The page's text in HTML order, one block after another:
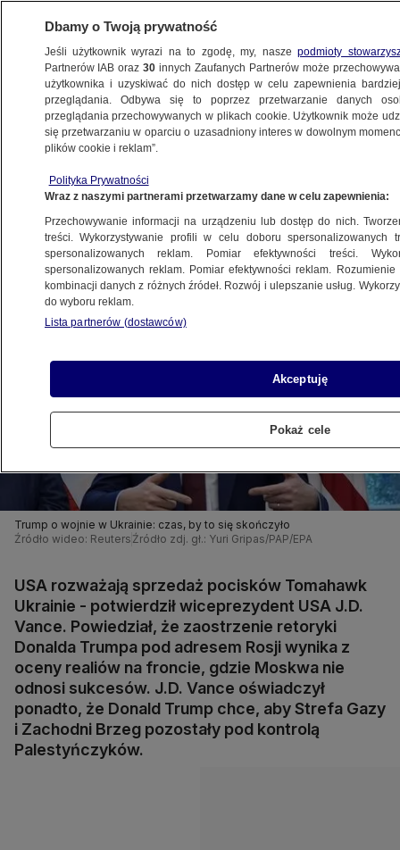
ŚWIAT
28.09.2025, 18:19
Posłuchaj artykułu
Czyta lektor AI
Trump o wojnie w Ukrainie: czas, by to się skończyło
Źródło wideo: Reuters Źródło zdj. gł.: Yuri Gripas/PAP/EPA
USA rozważają sprzedaż pocisków Tomahawk
Ukrainie - potwierdził wiceprezydent USA J.D.
Vance. Powiedział, że zaostrzenie retoryki
Donalda Trumpa pod adresem Rosji wynika z
oceny realiów na froncie, gdzie Moskwa nie
odnosi sukcesów. J.D. Vance oświadczył
ponadto, że Donald Trump chce, aby Strefa Gazy
i Zachodni Brzeg pozostały pod kontrolą
Palestyńczyków.
Dbamy o Twoją prywatność
Jeśli użytkownik wyrazi na to zgodę, my, naszepodmioty
Partnerów IAB oraz30 innych Zaufanych Partnerów może
użytkownika i uzyskiwać do nich dostęp w celu zapewnienia
przeglądania. Odbywa się to poprzez przetwarzanie danych
przeglądania przechowywanych w plikach cookie. Użytkownik może
się przetwarzaniu w oparciu o uzasadniony interes w dowolnym
plików cookie i reklam”.
Polityka Prywatności
Wraz z naszymi partnerami przetwarzamy dane w celu zapewnienia:
Przechowywanie informacji na urządzeniu lub dostęp do nich.
treści. Wykorzystywanie profili w celu doboru spersonalizowanych
spersonalizowanych reklam. Pomiar efektywności treści.
spersonalizowanych reklam. Pomiar efektywności reklam.
kombinacji danych z różnych źródeł. Rozwój i ulepszanie usług.
do wyboru reklam.
Lista partnerów (dostawców)
Akceptuję
Pokaż cele